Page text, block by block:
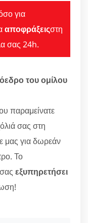
για
αποφράξειςστη
σας 24h.
του ομίλου
παραμείνατε
σας στη
μας για δωρεάν
Το
εξυπηρετήσει